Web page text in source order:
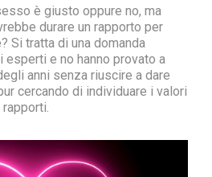
è giusto oppure no, ma
durare un rapporto per
Si tratta di una domanda
e no hanno provato a
anni senza riuscire a dare
cercando di individuare i valori